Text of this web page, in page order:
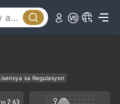
sa Regulasyon
ng Negosyo
2.63